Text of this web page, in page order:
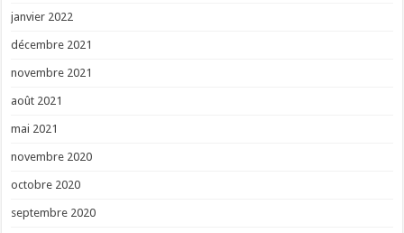
janvier 2022
décembre 2021
novembre 2021
août 2021
mai 2021
novembre 2020
octobre 2020
septembre 2020